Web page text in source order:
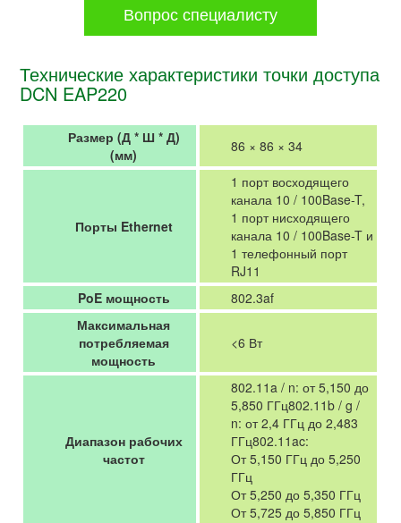
Вопрос специалисту
Технические характеристики точки доступа
DCN EAP220
Размер (Д * Ш * Д)
(мм)
86 × 86 × 34
Порты Ethernet
1 порт восходящего
канала 10 / 100Base-T,
1 порт нисходящего
канала 10 / 100Base-T и
1 телефонный порт
RJ11
PoE мощность
802.3af
Максимальная
потребляемая
мощность
<6 Вт
Диапазон рабочих
частот
802.11a / n: от 5,150 до
5,850 ГГц802.11b / g /
n: от 2,4 ГГц до 2,483
ГГц802.11ac:
От 5,150 ГГц до 5,250
ГГц
От 5,250 до 5,350 ГГц
От 5,725 до 5,850 ГГц